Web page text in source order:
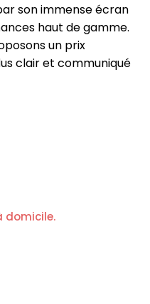
son immense écran
haut de gamme.
un prix
clair et communiqué
domicile.